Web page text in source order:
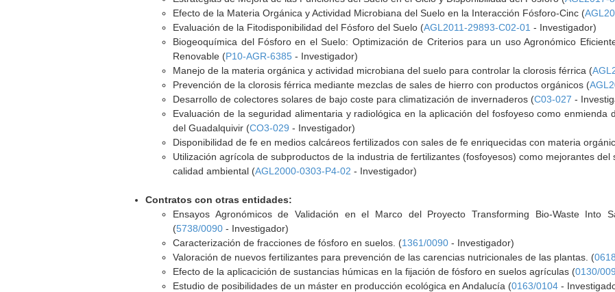
Efecto de la Materia Orgánica y Actividad Microbiana del Suelo en la Interacción Fósforo-Cinc (
Evaluación de la Fitodisponibilidad del Fósforo del Suelo (AGL2011-29893-C02-01 - Investigador)
Biogeoquímica del Fósforo en el Suelo: Optimización de Criterios para un uso Agronómico
Renovable (P10-AGR-6385 - Investigador)
Manejo de la materia orgánica y actividad microbiana del suelo para controlar la clorosis férrica (
Prevención de la clorosis férrica mediante mezclas de sales de hierro con productos orgánicos (
Desarrollo de colectores solares de bajo coste para climatización de invernaderos (C03-027 -
Evaluación de la seguridad alimentaria y radiológica en la aplicación del fosfoyeso como
del Guadalquivir (CO3-029 - Investigador)
Disponibilidad de fe en medios calcáreos fertilizados con sales de fe enriquecidas con materia
Utilización agrícola de subproductos de la industria de fertilizantes (fosfoyesos) como mejorantes
calidad ambiental (AGL2000-0303-P4-02 - Investigador)
Contratos con otras entidades:
Ensayos Agronómicos de Validación en el Marco del Proyecto Transforming Bio-Waste Into
(5738/0090 - Investigador)
Caracterización de fracciones de fósforo en suelos. (1361/0090 - Investigador)
Valoración de nuevos fertilizantes para prevención de las carencias nutricionales de las plantas. (
Efecto de la aplicacición de sustancias húmicas en la fijación de fósforo en suelos agrículas (0130/
Estudio de posibilidades de un máster en producción ecológica en Andalucía (0163/0104 -